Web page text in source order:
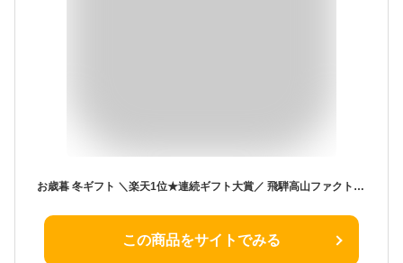
お歳暮 冬ギフト ＼楽天1位★連続ギフト大賞／ 飛騨高山ファクトリー すこやかドレッシング（7本）【A4】/ 高級 ドレッシング 調味料ギフト 内祝い お返し グルメ オシャレ 出産 結婚内祝い メッセージカード 引っ越し祝い 香典返し gws 送料無料 ギフト
この商品をサイトでみる